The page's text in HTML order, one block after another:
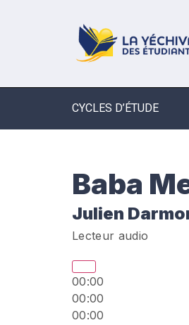
CYCLES D’ÉTUDE
Baba
Julien
Lecteur audio
00:00
00:00
00:00